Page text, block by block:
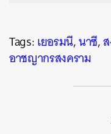
Tags:เยอรมนี,นาซี,
อาชญากรสงคราม